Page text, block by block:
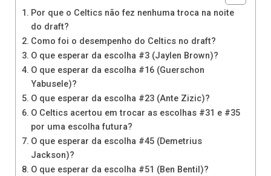
Por que o Celtics não fez nenhuma troca na noite
do draft?
Como foi o desempenho do Celtics no draft?
O que esperar da escolha #3 (Jaylen Brown)?
O que esperar da escolha #16 (Guerschon
Yabusele)?
O que esperar da escolha #23 (Ante Zizic)?
O Celtics acertou em trocar as escolhas #31 e #35
por uma escolha futura?
O que esperar da escolha #45 (Demetrius
Jackson)?
O que esperar da escolha #51 (Ben Bentil)?